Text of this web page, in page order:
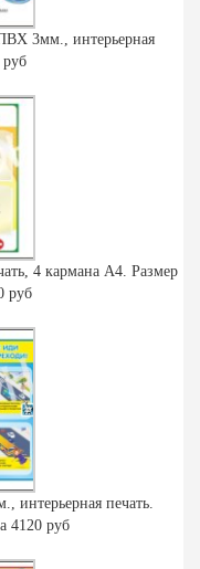
3мм., интерьерная
руб
4 кармана А4. Размер
руб
печать.
4120 руб